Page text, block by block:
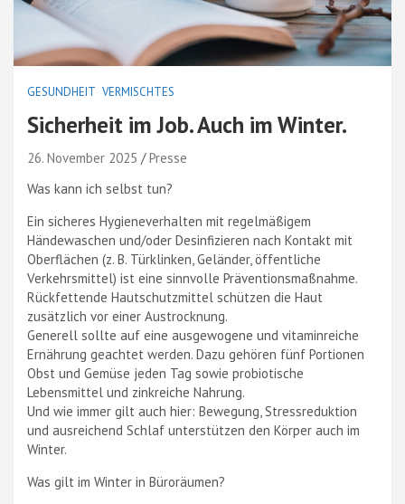
GESUNDHEIT VERMISCHTES
Sicherheit im Job. Auch im Winter.
26. November 2025
Presse
Was kann ich selbst tun?
Ein sicheres Hygieneverhalten mit regelmäßigem
Händewaschen und/oder Desinfizieren nach Kontakt mit
Oberflächen (z. B. Türklinken, Geländer, öffentliche
Verkehrsmittel) ist eine sinnvolle Präventionsmaßnahme.
Rückfettende Hautschutzmittel schützen die Haut
zusätzlich vor einer Austrocknung.
Generell sollte auf eine ausgewogene und vitaminreiche
Ernährung geachtet werden. Dazu gehören fünf Portionen
Obst und Gemüse jeden Tag sowie probiotische
Lebensmittel und zinkreiche Nahrung.
Und wie immer gilt auch hier: Bewegung, Stressreduktion
und ausreichend Schlaf unterstützen den Körper auch im
Winter.
Was gilt im Winter in Büroräumen?